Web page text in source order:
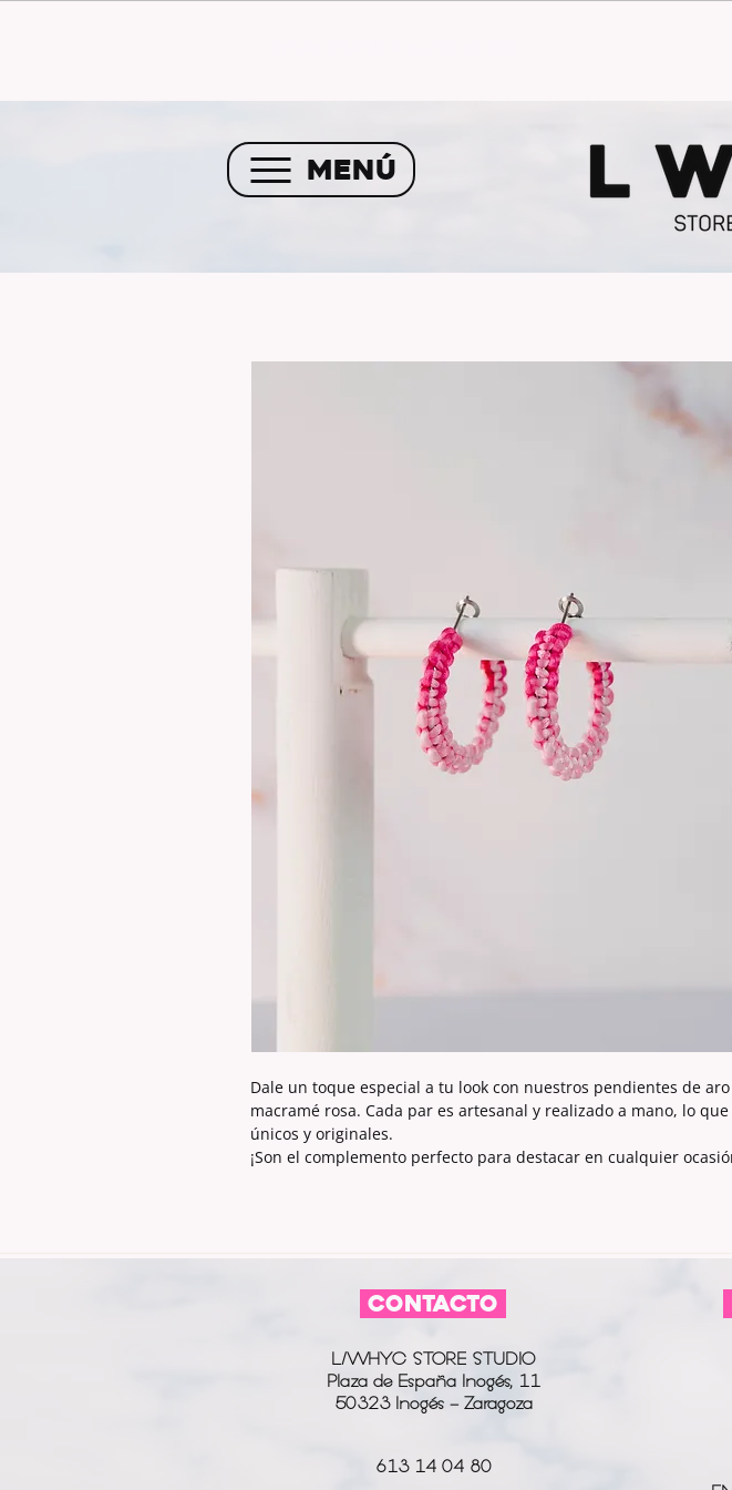
Dale un toque especial a tu look con nuestros pendientes de
macramé rosa. Cada par es artesanal y realizado a mano, lo
únicos y originales.
¡Son el complemento perfecto para destacar en cualquier
CONTACTO
L/WHYC STORE STUDIO
Plaza de España Inogés, 11
50323 Inogés - Zaragoza
613 14 04 80
MENÚ